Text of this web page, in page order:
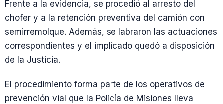
Frente a la evidencia, se procedió al arresto del
chofer y a la retención preventiva del camión con
semirremolque. Además, se labraron las actuaciones
correspondientes y el implicado quedó a disposición
de la Justicia.
El procedimiento forma parte de los operativos de
prevención vial que la Policía de Misiones lleva